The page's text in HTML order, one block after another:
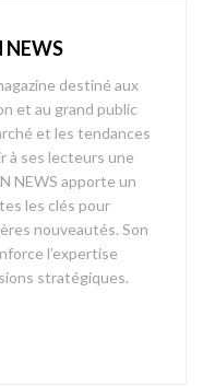
NEWS
destiné aux
et au grand public
et les tendances
à ses lecteurs une
NEWS apporte un
les clés pour
nouveautés. Son
l’expertise
stratégiques.